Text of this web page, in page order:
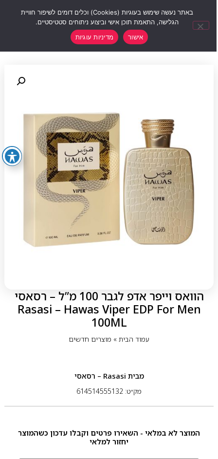
הוואס וייפר אדפ לגבר 100 מ”ל – רסאסי
Rasasi – Hawas Viper EDP For Men
100ML
עמוד הבית» מוצרים חדשים
מבית Rasasi – רסאסי
מק״ט: 614514555132
המוצר לא במלאי - השאירו פרטים וקבלו עדכון כשהמוצר
יחזור למלאי
באתר נעשה שימוש בעוגיות (Cookies) וכלים דומים לשיפור חוויית
הגלישה, התאמת תוכן אישי וביצוע ניתוחים סטטיסטיים.
אישור
מדיניות עוגיות